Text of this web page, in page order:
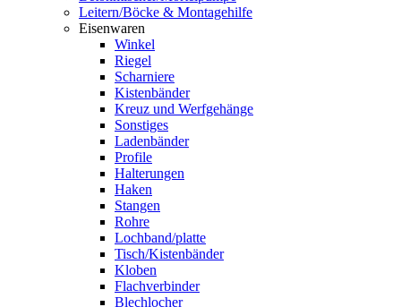
Leitern/Böcke & Montagehilfe
Eisenwaren
Winkel
Riegel
Scharniere
Kistenbänder
Kreuz und Werfgehänge
Sonstiges
Ladenbänder
Profile
Halterungen
Haken
Stangen
Rohre
Lochband/platte
Tisch/Kistenbänder
Kloben
Flachverbinder
Blechlocher